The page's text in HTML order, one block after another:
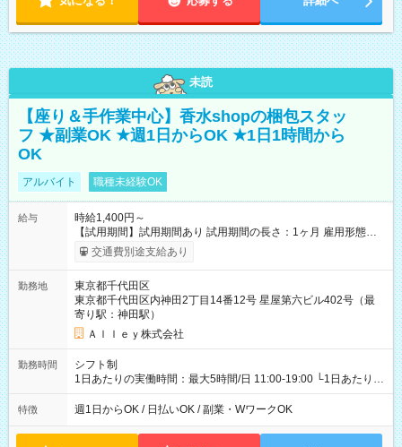
未読
【座り＆手作業中心】香水shopの梱包スタッ
フ ★副業OK ★週1日からOK ★1日1時間から
OK
アルバイト 職種未経験OK
給与
時給1,400円～
【試用期間】試用期間あり 試用期間の長さ：1ヶ月 雇用形態、
給与は本採用時と同じです。
交通費別途支給あり
勤務地
東京都千代田区
東京都千代田区内神田2丁目14番12号 星屋第六ビル402号（最
寄り駅：神田駅）
Ａｌｌｅｙ株式会社
勤務時間
シフト制
1日あたりの実働時間：最大5時間/日 11:00-19:00 └1日あたりの
実働時間：1-5時間 └上記の時間帯内であれば、いつでも勤務可
能！ └平日・土曜日の中で、お好きな曜日でご勤務いただけま
18:00 などのように、自由な働き方が可能なお仕事です！
特徴 週1日からOK / 日払いOK / 副業・WワークOK